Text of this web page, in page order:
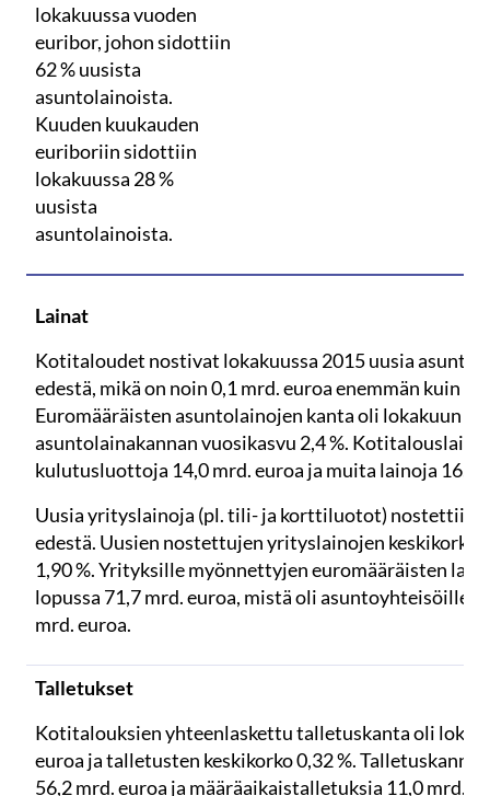
lokakuussa vuoden
euribor, johon sidottiin
62 % uusista
asuntolainoista.
Kuuden kuukauden
euriboriin sidottiin
lokakuussa 28 %
uusista
asuntolainoista.
Lainat
Kotitaloudet nostivat lokakuussa 2015 uusia
edestä, mikä on noin 0,1 mrd. euroa enemmän kuin
Euromääräisten asuntolainojen kanta oli lokakuun
asuntolainakannan vuosikasvu 2,4 %.
kulutusluottoja 14,0 mrd. euroa ja muita lainoja 16,0
Uusia yrityslainoja (pl. tili- ja korttiluotot) nostettiin
edestä. Uusien nostettujen yrityslainojen keskikorko
1,90 %. Yrityksille myönnettyjen euromääräisten
lopussa 71,7 mrd. euroa, mistä oli asuntoyhteisöille
mrd. euroa.
Talletukset
Kotitalouksien yhteenlaskettu talletuskanta oli
euroa ja talletusten keskikorko 0,32 %.
56,2 mrd. euroa ja määräaikaistalletuksia 11,0 mrd.